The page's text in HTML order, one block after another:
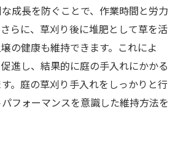
成長を防ぐことで、作業時間と労力
らに、草刈り後に堆肥として草を活
の健康も維持できます。これによ
進し、結果的に庭の手入れにかかる
。庭の草刈り手入れをしっかりと行
フォーマンスを意識した維持方法を